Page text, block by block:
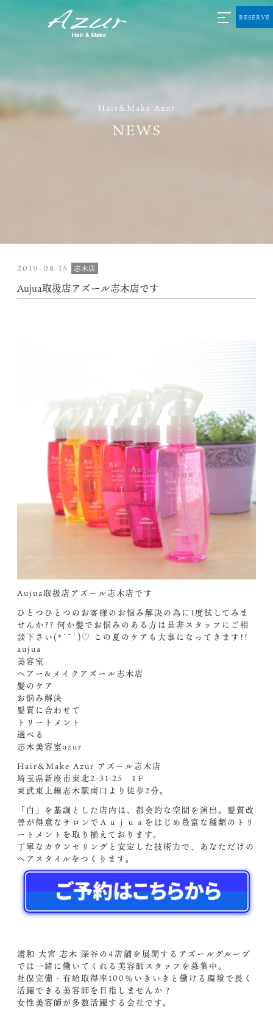
Hair&Make Azur
NEWS
RESERVE
2019-08-15 志木店
Aujua取扱店アズール志木店です
Aujua取扱店アズール志木店です
ひとつひとつのお客様のお悩み解決の為に1度試してみま
せんか?? 何か髪でお悩みのある方は是非スタッフにご相
談下さい(*˙˘˙)♡ この夏のケアも大事になってきます!!
aujua
美容室
ヘアー&メイクアズール志木店
髪のケア
お悩み解決
髪質に合わせて
トリートメント
選べる
志木美容室azur
Hair&Make Azur アズール志木店
埼玉県新座市東北2-31-25 1Ｆ
東武東上線志木駅南口より徒歩2分。
「白」を基調とした店内は、都会的な空間を演出。髪質改
善が得意なサロンでＡｕｊｕａをはじめ豊富な種類のトリ
ートメントを取り揃えております。
丁寧なカウンセリングと安定した技術力で、あなただけの
ヘアスタイルをつくります。
浦和 大宮 志木 深谷の4店舗を展開するアズールグループ
では一緒に働いてくれる美容師スタッフを募集中。
社保完備・有給取得率100％いきいきと働ける環境で長く
活躍できる美容師を目指しませんか？
女性美容師が多数活躍する会社です。